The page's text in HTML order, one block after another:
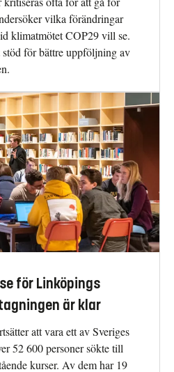
vilka förändringar
klimatmötet COP29 vill se.
stöd för bättre uppföljning av
för Linköpings
är klar
att vara ett av Sveriges
52 600 personer sökte till
kurser. Av dem har 19